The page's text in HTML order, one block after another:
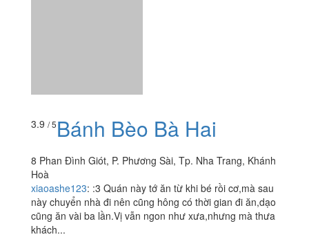
3.9 / 5Bánh Bèo Bà Hai
8 Phan Đình Giót, P. Phương Sài, Tp. Nha Trang, Khánh
Hoà
xiaoashe123: :3 Quán này tớ ăn từ khi bé rồi cơ,mà sau
này chuyển nhà đi nên cũng hông có thời gian đi ăn,dạo
cũng ăn vài ba lần.Vị vẫn ngon như xưa,nhưng mà thưa
khách...